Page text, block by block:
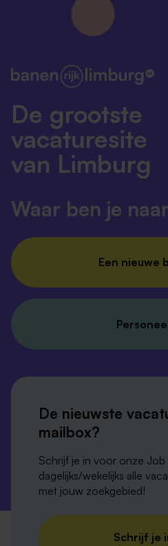
De grootste
vacaturesite
van Limburg
Waar ben je
Een nieuwe
blijf op de
Privacy-verklaring Disclaimer
Cookies
De nieuwste
mailbox?
Schrijf je in voor onze
dagelijks/wekelijks alle
met jouw zoekgebied!
Schrijf je